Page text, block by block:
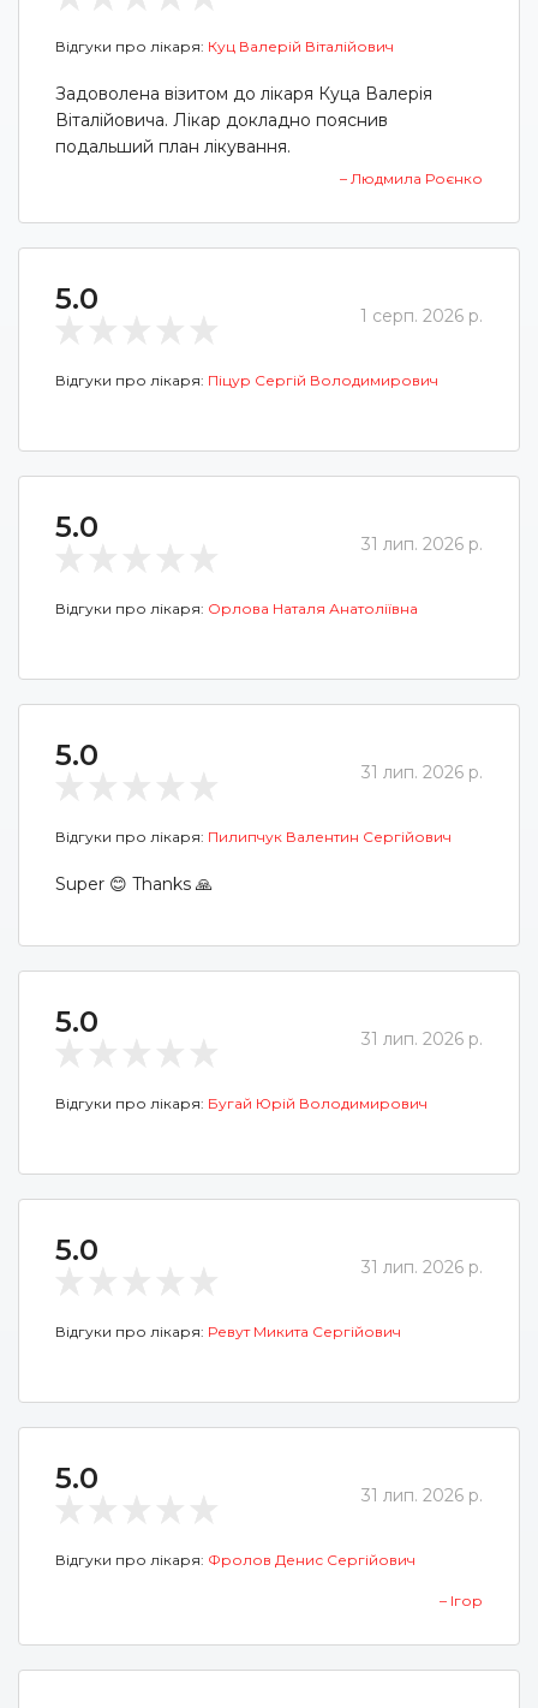
Відгуки про лікаря: Куц Валерій Віталійович
Задоволена візитом до лікаря Куца Валерія
Віталійовича. Лікар докладно пояснив
подальший план лікування.
– Людмила Роєнко
5.0 1 серп. 2026 р.
Відгуки про лікаря: Піцур Сергій Володимирович
5.0 31 лип. 2026 р.
Відгуки про лікаря: Орлова Наталя Анатоліївна
5.0 31 лип. 2026 р.
Відгуки про лікаря: Пилипчук Валентин Сергійович
Super 😊 Thanks 🙏
5.0 31 лип. 2026 р.
Відгуки про лікаря: Бугай Юрій Володимирович
5.0 31 лип. 2026 р.
Відгуки про лікаря: Ревут Микита Сергійович
5.0 31 лип. 2026 р.
Відгуки про лікаря: Фролов Денис Сергійович
– Ігор